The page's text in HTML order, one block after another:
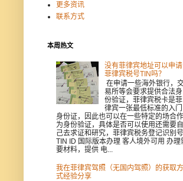
更多资讯
联系方式
本周热文
没有菲律宾地址可以申请
菲律宾税号TIN吗？
在申请一些海外银行，
易所等会要求提供合法身
份验证，菲律宾税卡是菲
律宾一张最低标准的入门
身份证，因此也可以在一些特定的场合作
为身份验证，具体是否可以使用还需要自
己去求证和研究，菲律宾税务登记识别号
TIN ID 国际版本办理 客人境外可用 办理
要材料，提供 电...
我在菲律宾驾照（无国内驾照）的获取方
式经验分享